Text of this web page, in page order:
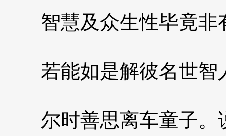
智慧及众生性毕竟非
若能如是解彼名世智
尔时善思离车童子。